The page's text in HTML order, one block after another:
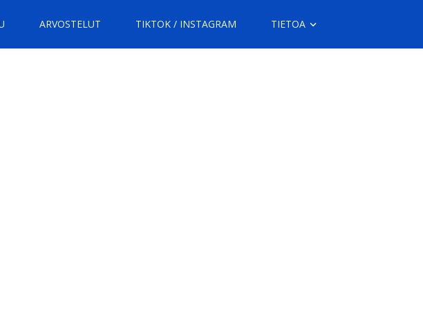
ARVOSTELUT TIKTOK / INSTAGRAM TIETOA